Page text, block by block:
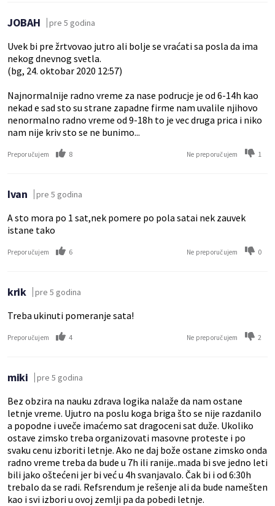
JOBAH pre 5 godina
Uvek bi pre žrtvovao jutro ali bolje se vraćati sa posla da ima
nekog dnevnog svetla.
(bg, 24. oktobar 2020 12:57)
Najnormalnije radno vreme za nase podrucje je od 6-14h kao
nekad e sad sto su strane zapadne firme nam uvalile njihovo
nenormalno radno vreme od 9-18h to je vec druga prica i niko
nam nije kriv sto se ne bunimo...
Preporučujem 8 Ne preporučujem 1
Ivan pre 5 godina
A sto mora po 1 sat,nek pomere po pola satai nek zauvek
istane tako
Preporučujem 6 Ne preporučujem 0
krik pre 5 godina
Treba ukinuti pomeranje sata!
Preporučujem 4 Ne preporučujem 2
miki pre 5 godina
Bez obzira na nauku zdrava logika nalaže da nam ostane
letnje vreme. Ujutro na poslu koga briga što se nije razdanilo
a popodne i uveče imaćemo sat dragoceni sat duže. Ukoliko
ostave zimsko treba organizovati masovne proteste i po
svaku cenu izboriti letnje. Ako ne daj bože ostane zimsko onda
radno vreme treba da bude u 7h ili ranije..mada bi sve jedno leti
bili jako oštećeni jer bi već u 4h svanjavalo. Čak bi i od 6:30h
trebalo da se radi. Refsrendum je rešenje ali da bude namešten
kao i svi izbori u ovoj zemlji pa da pobedi letnje.